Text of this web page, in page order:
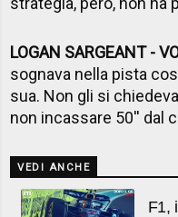
LOGAN SARGEANT -
sognava nella pista
sua. Non gli si
non incassare 50'' dal
VEDI ANCHE
F1,